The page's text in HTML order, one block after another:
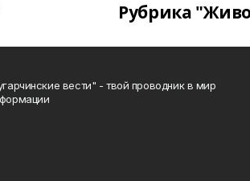
Рубрика
вести" - твой проводник в мир